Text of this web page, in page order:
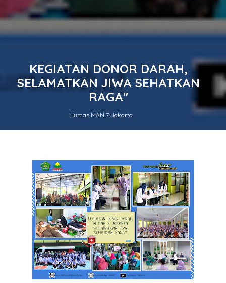
KEGIATAN DONOR DARAH,
SELAMATKAN JIWA SEHATKAN
RAGA"
Humas MAN 7 Jakarta